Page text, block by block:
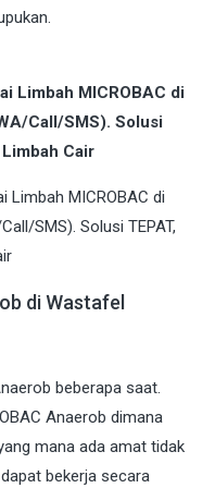
Limbah MICROBAC di
Call/SMS). Solusi
Cair
di Wastafel
beberapa saat.
Anaerob dimana
mana ada amat tidak
bekerja secara